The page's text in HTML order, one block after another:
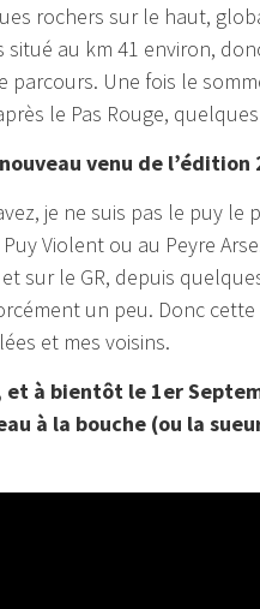
rochers sur le haut,
au km 41 environ,
parcours. Une fois le
le Pas Rouge,
venu de l’édition
je ne suis pas le puy
Violent ou au Peyre
sur le GR, depuis
un peu. Donc
et mes voisins.
à bientôt le 1er
à la bouche (ou la